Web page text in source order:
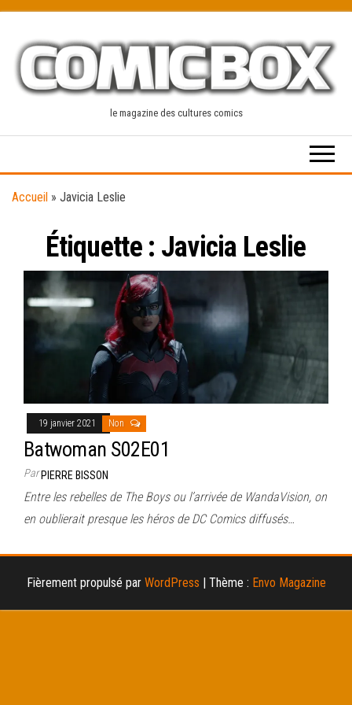
content
le magazine des cultures comics
Accueil » Javicia Leslie
Étiquette : Javicia Leslie
19 janvier 2021 Non
Batwoman S02E01
ParPIERRE BISSON
Entre les rebelles de The Boys ou l’arrivée de WandaVision, on
en oublierait presque les héros de DC Comics diffusés…
Fièrement propulsé par WordPress | Thème : Envo Magazine